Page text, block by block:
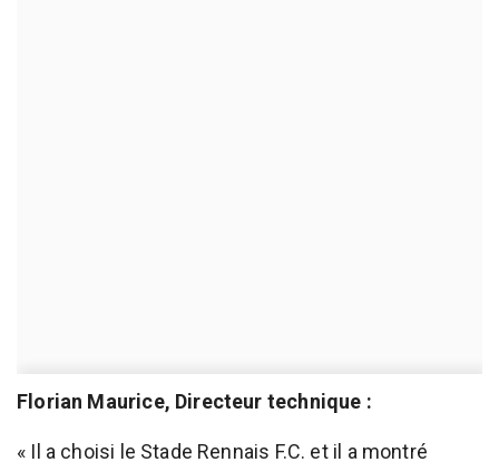
Florian Maurice, Directeur technique :
« Il a choisi le Stade Rennais F.C. et il a montré